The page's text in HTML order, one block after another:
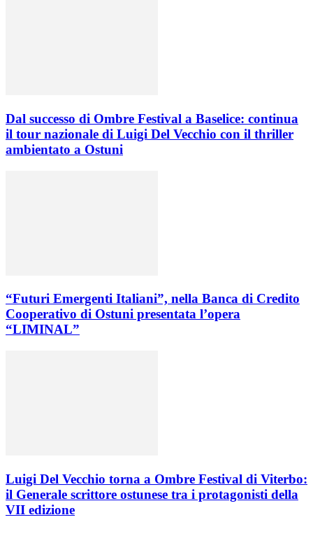
Dal successo di Ombre Festival a Baselice: continua
il tour nazionale di Luigi Del Vecchio con il thriller
ambientato a Ostuni
“Futuri Emergenti Italiani”, nella Banca di Credito
Cooperativo di Ostuni presentata l’opera
“LIMINAL”
Luigi Del Vecchio torna a Ombre Festival di Viterbo:
il Generale scrittore ostunese tra i protagonisti della
VII edizione